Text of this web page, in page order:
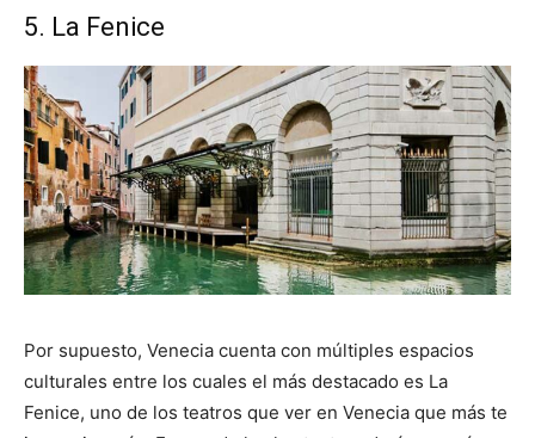
5. La Fenice
Por supuesto, Venecia cuenta con múltiples espacios
culturales entre los cuales el más destacado es La
Fenice, uno de los teatros que ver en Venecia que más te